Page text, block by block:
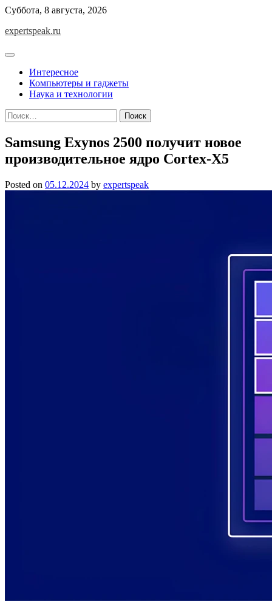
Skip
content
Суббота, 8 августа, 2026
expertspeak.ru
Интересное
Компьютеры и гаджеты
Наука и технологии
Найти:
Samsung Exynos 2500 получит новое
производительное ядро Cortex-X5
Posted on 05.12.2024 by expertspeak